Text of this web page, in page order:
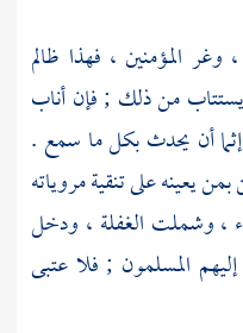
المؤمنين ، فهذا ظالم
من ذلك ; فإن أناب
أن يحدث بكل ما سمع .
يعينه على تنقية مروياته
، وشملت الغفلة ، ودخل
المسلمون ; فلا عتبى